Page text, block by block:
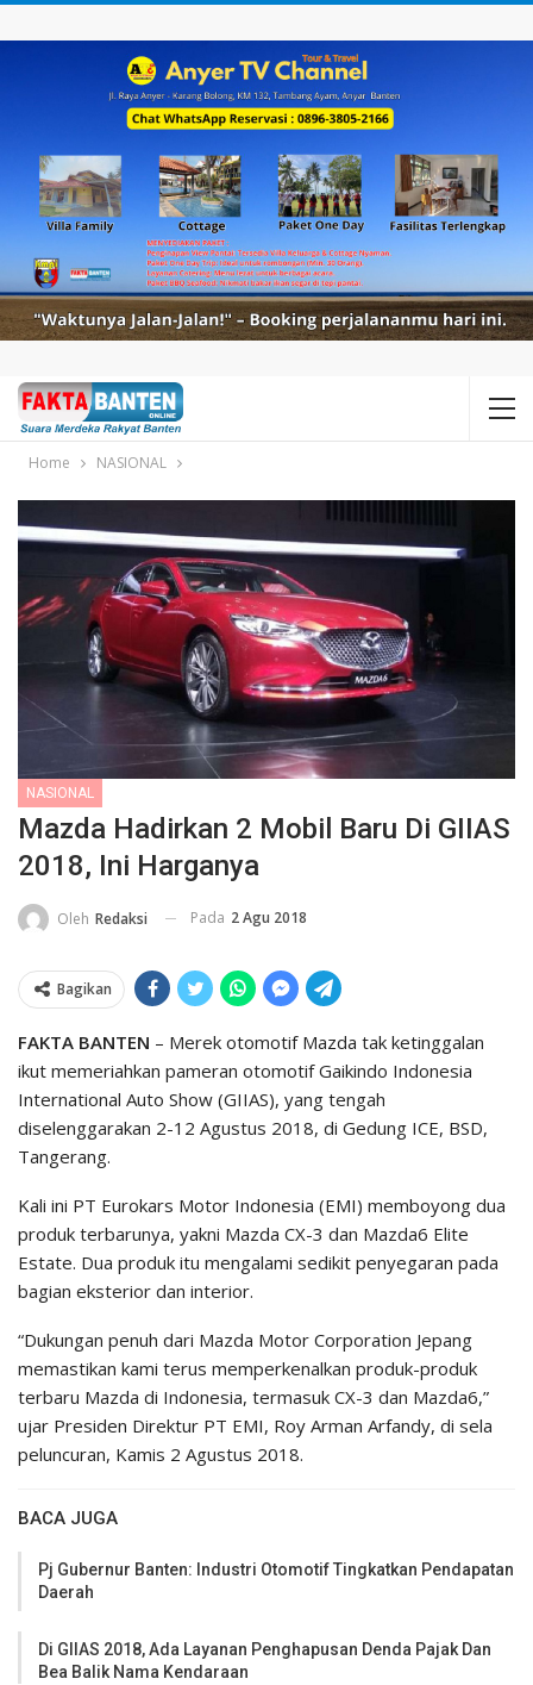
Home NASIONAL
NASIONAL
Mazda Hadirkan 2 Mobil Baru Di GIIAS
2018, Ini Harganya
Oleh Redaksi Pada 2 Agu 2018
Bagikan
FAKTA BANTEN – Merek otomotif Mazda tak ketinggalan
ikut memeriahkan pameran otomotif Gaikindo Indonesia
International Auto Show (GIIAS), yang tengah
diselenggarakan 2-12 Agustus 2018, di Gedung ICE, BSD,
Tangerang.
Kali ini PT Eurokars Motor Indonesia (EMI) memboyong dua
produk terbarunya, yakni Mazda CX-3 dan Mazda6 Elite
Estate. Dua produk itu mengalami sedikit penyegaran pada
bagian eksterior dan interior.
“Dukungan penuh dari Mazda Motor Corporation Jepang
memastikan kami terus memperkenalkan produk-produk
terbaru Mazda di Indonesia, termasuk CX-3 dan Mazda6,”
ujar Presiden Direktur PT EMI, Roy Arman Arfandy, di sela
peluncuran, Kamis 2 Agustus 2018.
BACA JUGA
Pj Gubernur Banten: Industri Otomotif Tingkatkan Pendapatan
Daerah
Di GIIAS 2018, Ada Layanan Penghapusan Denda Pajak Dan
Bea Balik Nama Kendaraan